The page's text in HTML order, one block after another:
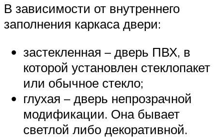
В зависимости от внутреннего
заполнения каркаса двери:
застекленная – дверь ПВХ, в
которой установлен стеклопакет
или обычное стекло;
глухая – дверь непрозрачной
модификации. Она бывает
светлой либо декоративной.